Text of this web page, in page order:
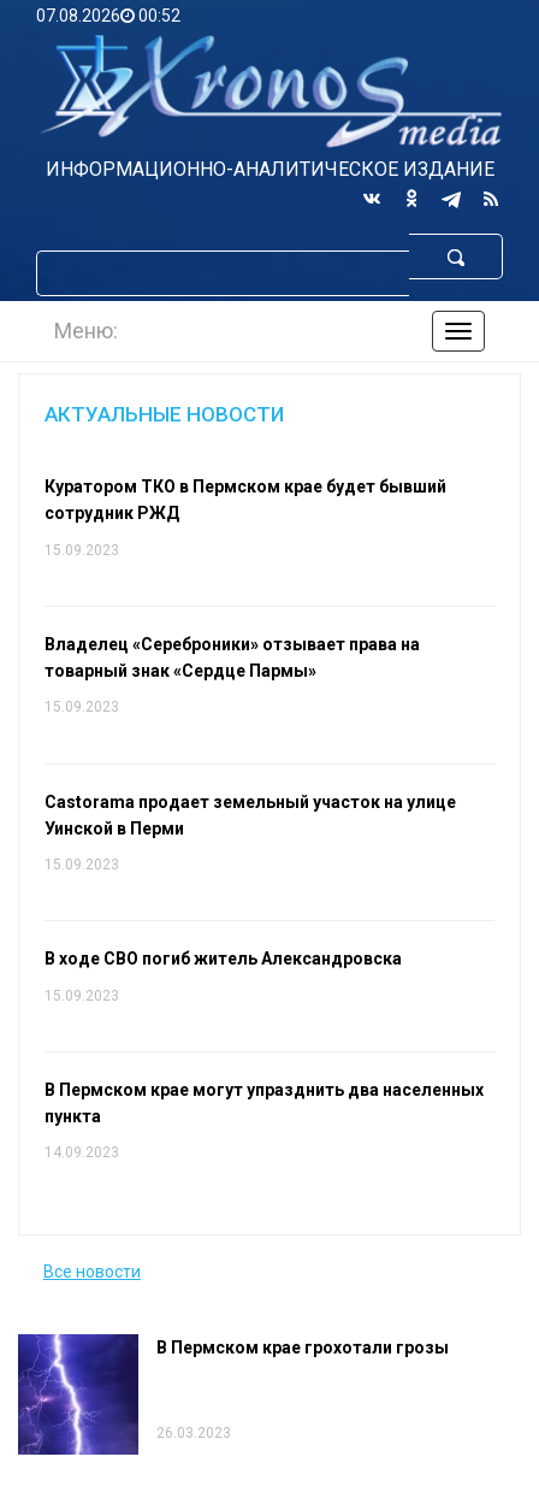
07.08.2026 00:52
ИНФОРМАЦИОННО-АНАЛИТИЧЕСКОЕ ИЗДАНИЕ
по
Меню:
АКТУАЛЬНЫЕ НОВОСТИ
Куратором ТКО в Пермском крае будет бывший
сотрудник РЖД
15.09.2023
Владелец «Сереброники» отзывает права на
товарный знак «Сердце Пармы»
15.09.2023
Castorama продает земельный участок на улице
Уинской в Перми
15.09.2023
В ходе СВО погиб житель Александровска
15.09.2023
В Пермском крае могут упразднить два населенных
пункта
14.09.2023
Все новости
В Пермском крае грохотали грозы
26.03.2023